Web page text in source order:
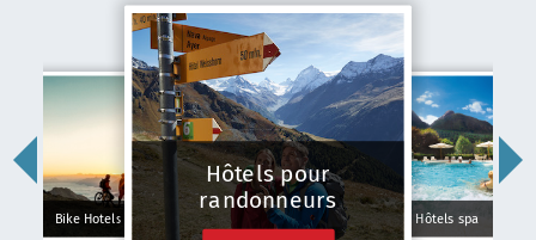
Bike Hotels
Hôtels pour
randonneurs
Hôtels spa